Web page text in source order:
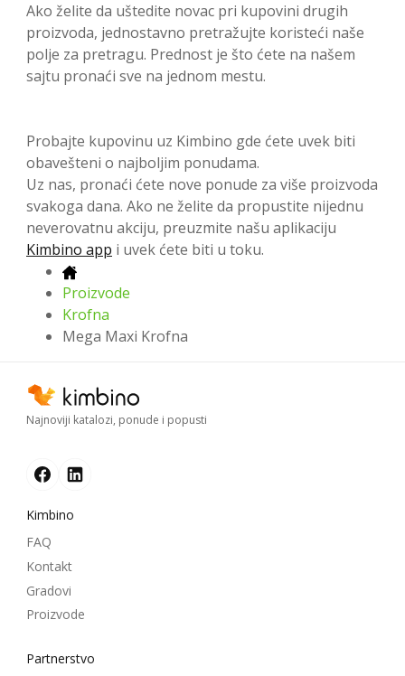
Ako želite da uštedite novac pri kupovini drugih
proizvoda, jednostavno pretražujte koristeći naše
polje za pretragu. Prednost je što ćete na našem
sajtu pronaći sve na jednom mestu.
Probajte kupovinu uz Kimbino gde ćete uvek biti
obavešteni o najboljim ponudama.
Uz nas, pronaći ćete nove ponude za više proizvoda
svakoga dana. Ako ne želite da propustite nijednu
neverovatnu akciju, preuzmite našu aplikaciju
Kimbino app i uvek ćete biti u toku.
Proizvode
Krofna
Mega Maxi Krofna
Najnoviji katalozi, ponude i popusti
Kimbino
FAQ
Kontakt
Gradovi
Proizvode
Partnerstvo